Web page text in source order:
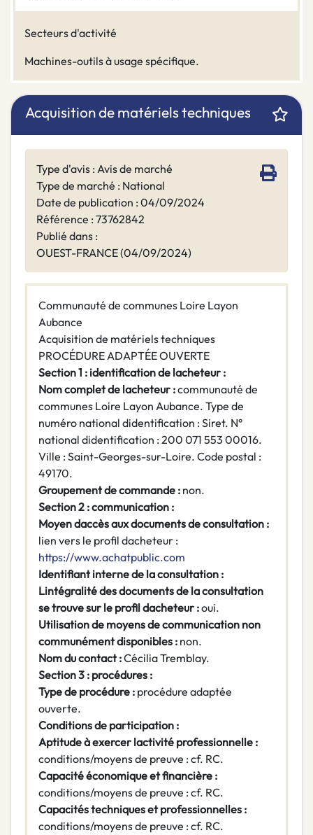
Secteurs d'activité
Machines-outils à usage spécifique.
Acquisition de matériels techniques
Type d'avis : Avis de marché
Type de marché : National
Date de publication : 04/09/2024
Référence : 73762842
Publié dans :
OUEST-FRANCE (04/09/2024)
Communauté de communes Loire Layon
Aubance
Acquisition de matériels techniques
PROCÉDURE ADAPTÉE OUVERTE
Section 1 : identification de lacheteur :
Nom complet de lacheteur :communauté de
communes Loire Layon Aubance. Type de
numéro national didentification : Siret. N°
national didentification : 200 071 553 00016.
Ville : Saint-Georges-sur-Loire. Code postal :
49170.
Groupement de commande : non.
Section 2 : communication :
Moyen daccès aux documents de consultation :
lien vers le profil dacheteur :
https://www.achatpublic.com
Identifiant interne de la consultation :
Lintégralité des documents de la consultation
se trouve sur le profil dacheteur :oui.
Utilisation de moyens de communication non
communément disponibles : non.
Nom du contact :Cécilia Tremblay.
Section 3 : procédures :
Type de procédure : procédure adaptée
ouverte.
Conditions de participation :
Aptitude à exercer lactivité professionnelle :
conditions/moyens de preuve : cf. RC.
Capacité économique et financière :
conditions/moyens de preuve : cf. RC.
Capacités techniques et professionnelles :
conditions/moyens de preuve : cf. RC.